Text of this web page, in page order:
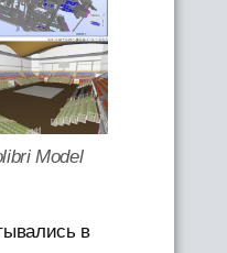
Model
в